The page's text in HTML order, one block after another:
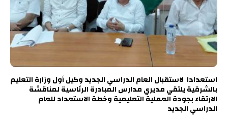
استعدادا لاستقبال العام الدراسي الجديد وكيل أول وزارة التعليم
بالشرقية يلتقي مديري مدارس المبادرة الرئاسية لمناقشة
الارتقاء بجودة العملية التعليمية وخطة الاستعداد للعام
الدراسي الجديد